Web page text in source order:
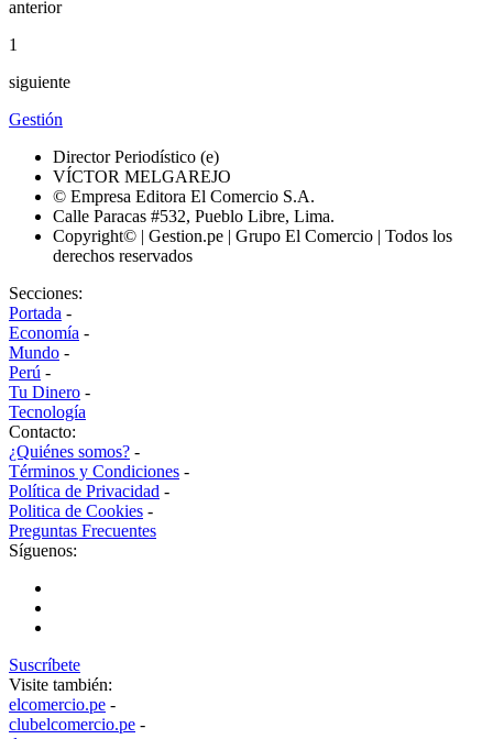
anterior
1
siguiente
Gestión
Director Periodístico (e)
VÍCTOR MELGAREJO
© Empresa Editora El Comercio S.A.
Calle Paracas #532, Pueblo Libre, Lima.
Copyright© | Gestion.pe | Grupo El Comercio | Todos los
derechos reservados
Secciones:
Portada -
Economía -
Mundo -
Perú -
Tu Dinero -
Tecnología
Contacto:
¿Quiénes somos? -
Términos y Condiciones -
Política de Privacidad -
Politica de Cookies -
Preguntas Frecuentes
Síguenos:
Suscríbete
Visite también:
elcomercio.pe -
clubelcomercio.pe -